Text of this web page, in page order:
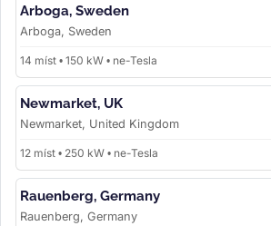
Arboga, Sweden
Arboga, Sweden
14 míst • 150 kW • ne-Tesla
Newmarket, UK
Newmarket, United Kingdom
12 míst • 250 kW • ne-Tesla
Rauenberg, Germany
Rauenberg, Germany